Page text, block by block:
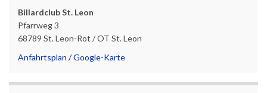
Billardclub St. Leon
Pfarrweg 3
68789 St. Leon-Rot / OT St. Leon
Anfahrtsplan / Google-Karte